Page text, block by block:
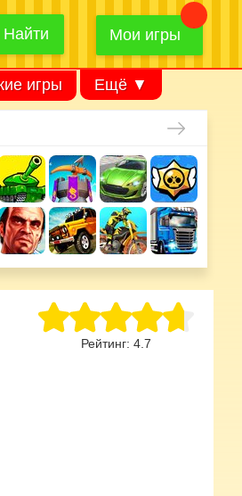
Найти
Найти Мои игры
игры Ещё ▼
Рейтинг: 4.7